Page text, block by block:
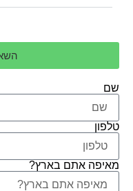
שם
טלפון
מאיפה אתם בארץ?